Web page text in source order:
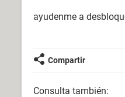
ayudenme a
Compartir
Consulta también: